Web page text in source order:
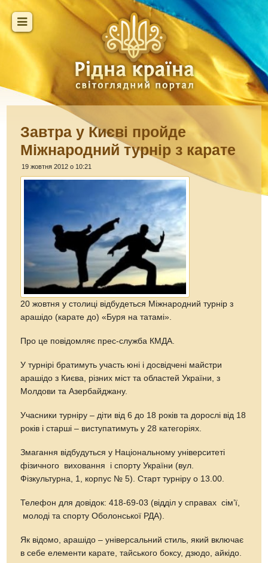
Завтра у Києві пройде
Міжнародний турнір з карате
19 жовтня 2012 о 10:21
20 жовтня у столиці відбудеться Міжнародний турнір з
арашідо (карате до) «Буря на татамі».
Про це повідомляє прес-служба КМДА.
У турнірі братимуть участь юні і досвідчені майстри
арашідо з Києва, різних міст та областей України, з
Молдови та Азербайджану.
Учасники турніру – діти від 6 до 18 років та дорослі від 18
років і старші – виступатимуть у 28 категоріях.
Змагання відбудуться у Національному університеті
фізичного виховання і спорту України (вул.
Фізкультурна, 1, корпус № 5). Старт турніру о 13.00.
Телефон для довідок: 418-69-03 (відділ у справах сім’ї,
молоді та спорту Оболонської РДА).
Як відомо, арашідо – універсальний стиль, який включає
в себе елементи карате, тайського боксу, дзюдо, айкідо.